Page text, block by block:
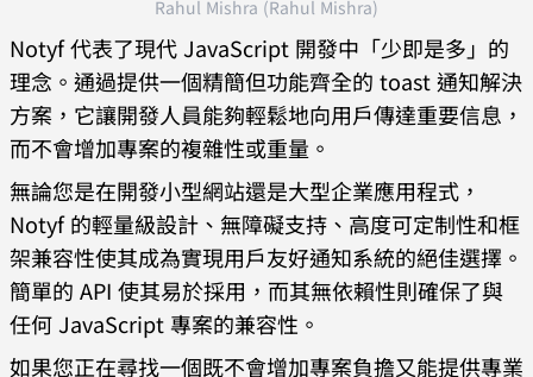
Rahul Mishra (Rahul Mishra)
Notyf 代表了現代 JavaScript 開發中「少即是多」的
理念。通過提供一個精簡但功能齊全的 toast 通知解決
方案，它讓開發人員能夠輕鬆地向用戶傳達重要信息，
而不會增加專案的複雜性或重量。
無論您是在開發小型網站還是大型企業應用程式，
Notyf 的輕量級設計、無障礙支持、高度可定制性和框
架兼容性使其成為實現用戶友好通知系統的絕佳選擇。
簡單的 API 使其易於採用，而其無依賴性則確保了與
任何 JavaScript 專案的兼容性。
如果您正在尋找一個既不會增加專案負擔又能提供專業